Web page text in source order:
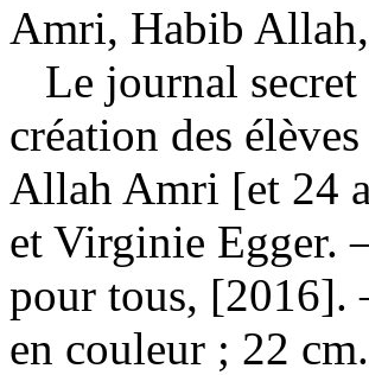
Amri, Habib
Le journal
création des
Allah Amri [et 24
et Virginie Egger.
pour tous,
en couleur ; 22